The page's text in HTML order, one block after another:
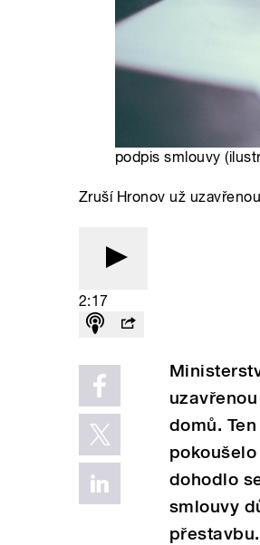
podpis smlouvy
Zruší Hronov už
2:17
domů.
dohodlo
smlouvy